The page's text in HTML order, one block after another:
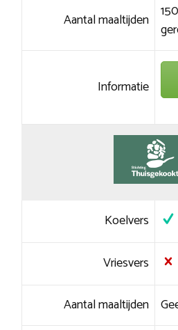
Aantal maaltijden
Informatie
Koelvers
Vriesvers
Aantal maaltijden